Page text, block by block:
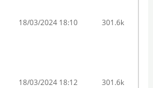
18/03/2024 18:10 301.6k
18/03/2024 18:12 301.6k